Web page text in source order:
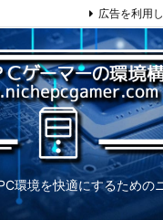
環境を快適にするための
広告を利用